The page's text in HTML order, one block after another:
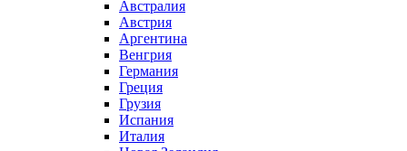
Австралия
Австрия
Аргентина
Венгрия
Германия
Греция
Грузия
Испания
Италия